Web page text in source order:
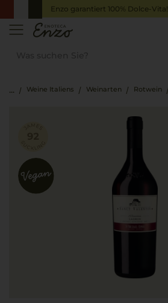
Enzo garantiert 100% Dolce-Vita!
Weine Italiens Weinarten Rotwein